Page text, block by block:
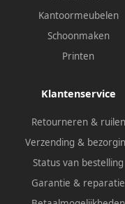
Kantoormeubelen
Schoonmaken
Printen
Klantenservice
Retourneren & ruilen
Verzending &
Status van bestelling
Garantie & reparatie